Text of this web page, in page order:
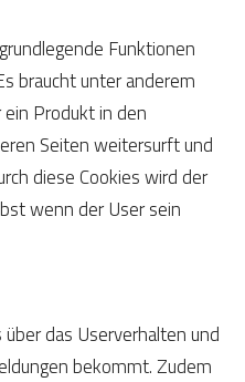
Funktionen
braucht unter anderem
Produkt in den
Seiten weitersurft und
diese Cookies wird der
wenn der User sein
das Userverhalten und
bekommt. Zudem